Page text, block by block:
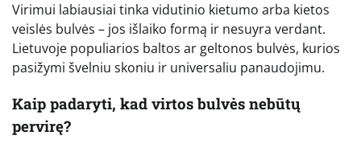
Virimui labiausiai tinka vidutinio kietumo arba kietos
veislės bulvės – jos išlaiko formą ir nesuyra verdant.
Lietuvoje populiarios baltos ar geltonos bulvės, kurios
pasižymi švelniu skoniu ir universaliu panaudojimu.
Kaip padaryti, kad virtos bulvės nebūtų
pervirę?